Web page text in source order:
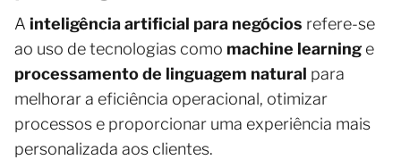
A inteligência artificial para negócios refere-se
ao uso de tecnologias como machine learning e
processamento de linguagem natural para
melhorar a eficiência operacional, otimizar
processos e proporcionar uma experiência mais
personalizada aos clientes.